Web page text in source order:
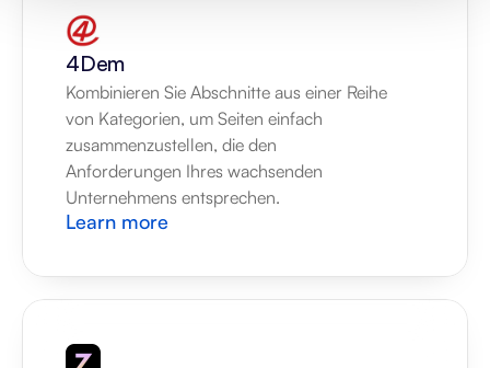
4Dem
Kombinieren Sie Abschnitte aus einer Reihe
von Kategorien, um Seiten einfach
zusammenzustellen, die den
Anforderungen Ihres wachsenden
Unternehmens entsprechen.
Learn more